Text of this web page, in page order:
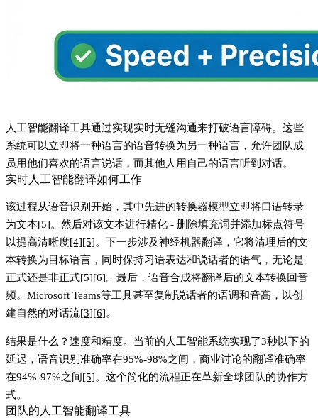
人工智能翻译工具通过实现实时无缝沟通来打破语言障碍。这些
系统可以立即将一种语言的语音转换为另一种语言，允许团队成
员用他们喜欢的语言说话，而其他人用自己的语言听到对话。
实时人工智能翻译如何工作
该过程从语音识别 开始，其中先进的转换器模型立即将口语转录
为文本[5]。然后对该文本进行精化 - 删除填充词并添加标点符号
以提高清晰度[4][5]。下一步涉及神经机器翻译 ，它将清理后的文
本转换为目标语言，同时保持习语表达和说话者的语气，无论是
正式还是非正式[5][6]。最后， 语音合成将翻译后的文本转换回音
频。Microsoft Teams等工具甚至复制说话者的语调和音高，以创
建自然的对话流[3][6]。
结果是什么？速度和精度。当前的人工智能系统实现了3秒以下的
延迟，语音识别准确率在95%-98%之间，商业讨论的翻译准确率
在94%-97%之间[5]。这个简化的流程正在革新全球团队的协作方
式。
团队的人工智能翻译工具